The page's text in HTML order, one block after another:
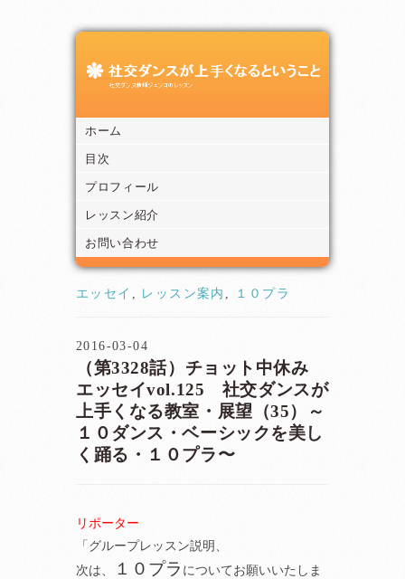
ホーム
目次
プロフィール
レッスン紹介
お問い合わせ
エッセイ , レッスン案内 , １０プラ
2016-03-04
（第3328話）チョット中休み
エッセイvol.125 社交ダンスが
上手くなる教室・展望（35）～
１０ダンス・ベーシックを美し
く踊る・１０プラ〜
リポーター
「グループレッスン説明、
次は、
１０プラ についてお願いいたしま